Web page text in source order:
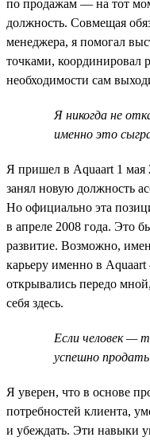
по продажам — на тот
должность. Совмещая
менеджера, я помогал
точками, координировал
необходимости сам
Я никогда не
именно это
Я пришел в Aquaart 1 мая
занял новую должность
Но официально эта
в апреле 2008 года. Это
развитие. Возможно,
карьеру именно в
открывались передо
себя здесь.
Если человек —
успешно
Я уверен, что в основе
потребностей клиента,
и убеждать. Эти навыки